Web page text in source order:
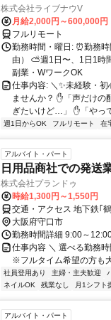
株式会社ライブナウV
月給2,000円～600,000円
フルリモート
勤務時間・曜日: ⏰勤務
由） ⛅週1日〜、1日1時
副業・WワークOK
仕事内容: ＼✨未経験・
ませんか？ ✋「声だけ
ぎたいけど…」 ✋「やっ
週1日からOK フルリモート 在
アルバイト・パート
日用品商社での発送
株式会社プランドゥ
時給1,300円～1,550円
交通・アクセス 地下鉄｢
大阪府守口市
勤務時間詳細 9:00～
仕事内容 ＼ 選べる勤務
※フルタイム希望の方も
社員登用あり 主婦・主夫歓迎
ネイルOK
残業なし 月1シフト
アルバイト・パート